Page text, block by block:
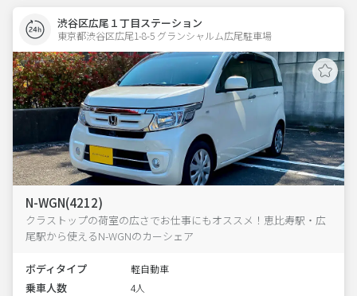
渋谷区広尾１丁目ステーション
東京都渋谷区広尾1-8-5 グランシャルム広尾駐車場
N-WGN(4212)
クラストップの荷室の広さでお仕事にもオススメ！恵比寿駅・広
尾駅から使えるN-WGNのカーシェア
ボディタイプ 軽自動車
乗車人数 4人